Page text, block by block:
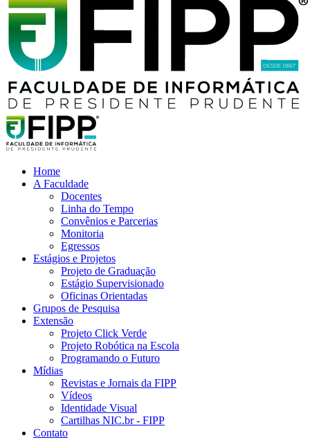
Home
A Faculdade
Docentes
Linha do Tempo
Convênios e Parcerias
Monitoria
Egressos
Estágios e Projetos
Projeto de Graduação
Estágio Supervisionado
Oficinas Orientadas
Grupos de Pesquisa
Extensão
Projeto Click Verde
Projeto Robótica na Escola
Programando o Futuro
Mídias
Revistas e Jornais da FIPP
Vídeos
Identidade Visual
Cartilhas NIC.br - FIPP
Contato